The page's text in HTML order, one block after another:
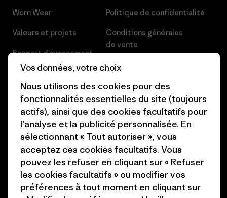
Worn Wear
Valeurs et projets
Rapport d’avancement
Business Unusual
Objectifs climatiques
1% For The Planet
Comment nous finançons
Cartes cadeaux
Nos magasins
Politique de confidentialité
Conditions générales
de vente
Préférences de cookie
Carrières
Presse et media
Industry program
Programme d’affiliation
Patagonia Suisse Plan du site
Vos données, votre choix
Nous utilisons des cookies pour des
fonctionnalités essentielles du site (toujours
actifs), ainsi que des cookies facultatifs pour
l’analyse et la publicité personnalisée. En
sélectionnant « Tout autoriser », vous
acceptez ces cookies facultatifs. Vous
pouvez les refuser en cliquant sur « Refuser
les cookies facultatifs » ou modifier vos
préférences à tout moment en cliquant sur